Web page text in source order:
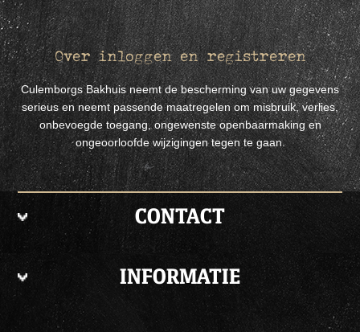
Over inloggen en registreren
Culemborgs Bakhuis neemt de bescherming van uw gegevens
serieus en neemt passende maatregelen om misbruik, verlies,
onbevoegde toegang, ongewenste openbaarmaking en
ongeoorloofde wijzigingen tegen te gaan.
CONTACT
INFORMATIE